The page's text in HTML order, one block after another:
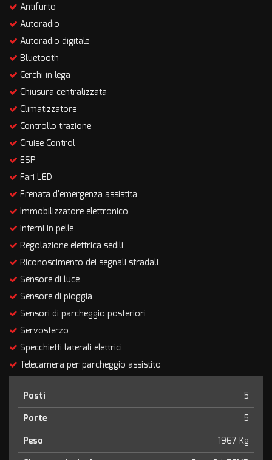
Antifurto
Autoradio
Autoradio digitale
Bluetooth
Cerchi in lega
Chiusura centralizzata
Climatizzatore
Controllo trazione
Cruise Control
ESP
Fari LED
Frenata d'emergenza assistita
Immobilizzatore elettronico
Interni in pelle
Regolazione elettrica sedili
Riconoscimento dei segnali stradali
Sensore di luce
Sensore di pioggia
Sensori di parcheggio posteriori
Servosterzo
Specchietti laterali elettrici
Telecamera per parcheggio assistito
Posti
5
Porte
5
Peso
1967 Kg